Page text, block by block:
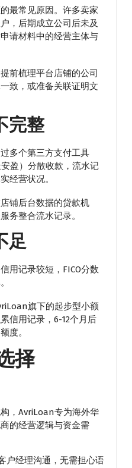
最常见原因。许多卖家
，后期成立公司后未及
请材料中的经营主体与
前梳理平台店铺的公司
致，或准备关联证明文
完整
多个第三方支付工具
安盈）分散收款，流水记
经营状况。
铺后台数据的贷款机
务整合流水记录。
足
用记录较短，FICO分数
旗下的起步型小额
信用记录，6-12个月后
度。
择
，AvriLoan专为海外华
的经营逻辑与资金需
户经理沟通，无需担心语